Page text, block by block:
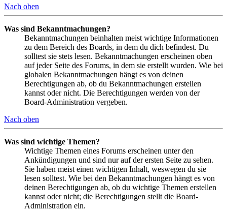
Nach oben
Was sind Bekanntmachungen?
Bekanntmachungen beinhalten meist wichtige Informationen
zu dem Bereich des Boards, in dem du dich befindest. Du
solltest sie stets lesen. Bekanntmachungen erscheinen oben
auf jeder Seite des Forums, in dem sie erstellt wurden. Wie bei
globalen Bekanntmachungen hängt es von deinen
Berechtigungen ab, ob du Bekanntmachungen erstellen
kannst oder nicht. Die Berechtigungen werden von der
Board-Administration vergeben.
Nach oben
Was sind wichtige Themen?
Wichtige Themen eines Forums erscheinen unter den
Ankündigungen und sind nur auf der ersten Seite zu sehen.
Sie haben meist einen wichtigen Inhalt, weswegen du sie
lesen solltest. Wie bei den Bekanntmachungen hängt es von
deinen Berechtigungen ab, ob du wichtige Themen erstellen
kannst oder nicht; die Berechtigungen stellt die Board-
Administration ein.